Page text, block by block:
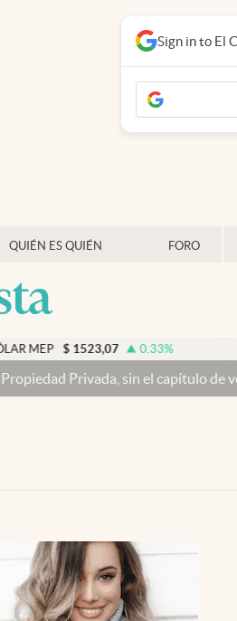
QUIÉN ES QUIÉN FORO
$ 1523,07 0.33%
sin el capítulo de venta de tierras
Sign in to El